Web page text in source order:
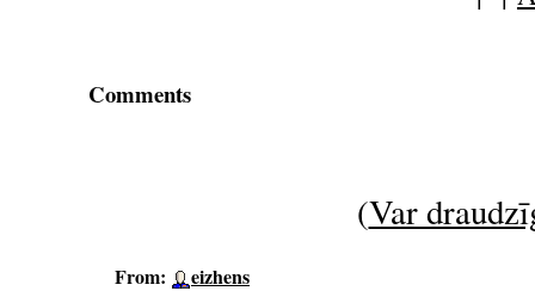
Comments
(Var
From:
eizhens